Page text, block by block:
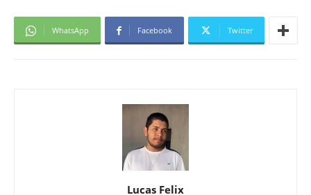
WhatsApp Facebook Twitter
Lucas Felix